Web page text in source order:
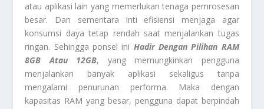
atau aplikasi lain yang memerlukan tenaga pemrosesan
besar. Dan sementara inti efisiensi menjaga agar
konsumsi daya tetap rendah saat menjalankan tugas
ringan. Sehingga ponsel ini Hadir Dengan Pilihan RAM
8GB Atau 12GB, yang memungkinkan pengguna
menjalankan banyak aplikasi sekaligus tanpa
mengalami penurunan performa. Maka dengan
kapasitas RAM yang besar, pengguna dapat berpindah